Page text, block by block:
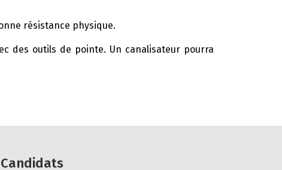
résistance physique.
des outils de pointe. Un canalisateur pourra
Candidats